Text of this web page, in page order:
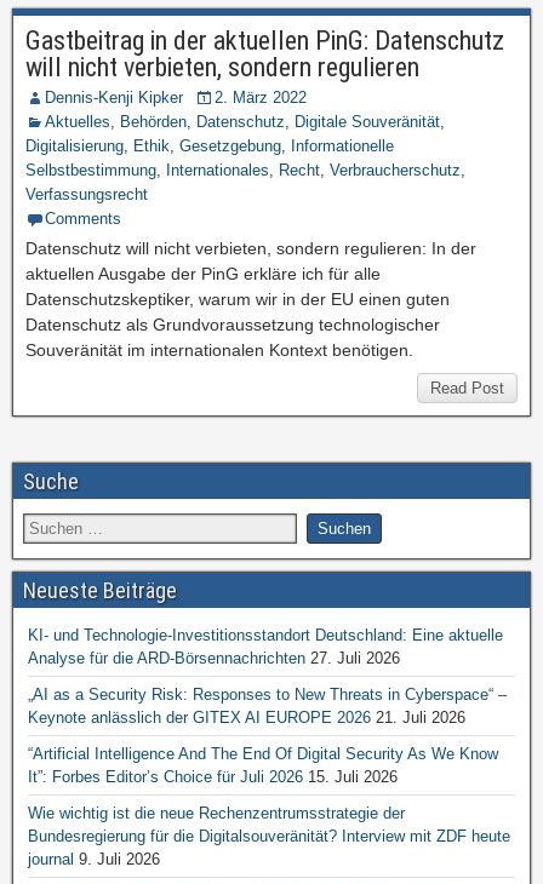
Gastbeitrag in der aktuellen PinG: Datenschutz
will nicht verbieten, sondern regulieren
Dennis-Kenji Kipker
2. März 2022
Aktuelles, Behörden, Datenschutz, Digitale Souveränität,
Digitalisierung, Ethik, Gesetzgebung, Informationelle
Selbstbestimmung, Internationales, Recht, Verbraucherschutz,
Verfassungsrecht
Comments
Datenschutz will nicht verbieten, sondern regulieren: In der
aktuellen Ausgabe der PinG erkläre ich für alle
Datenschutzskeptiker, warum wir in der EU einen guten
Datenschutz als Grundvoraussetzung technologischer
Souveränität im internationalen Kontext benötigen.
Read Post
Suche
Neueste Beiträge
KI- und Technologie-Investitionsstandort Deutschland: Eine aktuelle
Analyse für die ARD-Börsennachrichten 27. Juli 2026
„AI as a Security Risk: Responses to New Threats in Cyberspace“ –
Keynote anlässlich der GITEX AI EUROPE 2026 21. Juli 2026
“Artificial Intelligence And The End Of Digital Security As We Know
It”: Forbes Editor’s Choice für Juli 2026 15. Juli 2026
Wie wichtig ist die neue Rechenzentrumsstrategie der
Bundesregierung für die Digitalsouveränität? Interview mit ZDF heute
journal 9. Juli 2026